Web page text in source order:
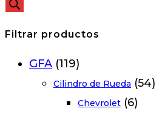
Filtrar productos
GFA (119)
Cilindro de Rueda (54)
Chevrolet (6)